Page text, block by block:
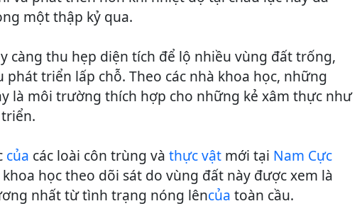
một thập kỷ qua.
càng thu hẹp diện tích để lộ nhiều vùng đất trống,
phát triển lấp chỗ. Theo các nhà khoa học, những
là môi trường thích hợp cho những kẻ xâm thực như
của các loài côn trùng và thực vật mới tại Nam Cực
học theo dõi sát do vùng đất này được xem là
nhất từ tình trạng nóng lêncủa toàn cầu.